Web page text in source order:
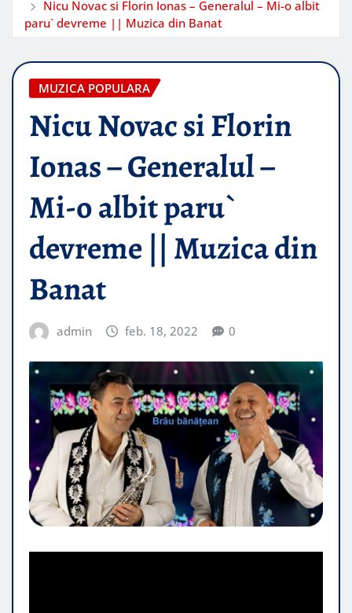
Nicu Novac si Florin Ionas – Generalul – Mi-o albit
paru` devreme || Muzica din Banat
MUZICA POPULARA
Nicu Novac si Florin
Ionas – Generalul –
Mi-o albit paru`
devreme || Muzica din
Banat
admin feb. 18, 2022 0